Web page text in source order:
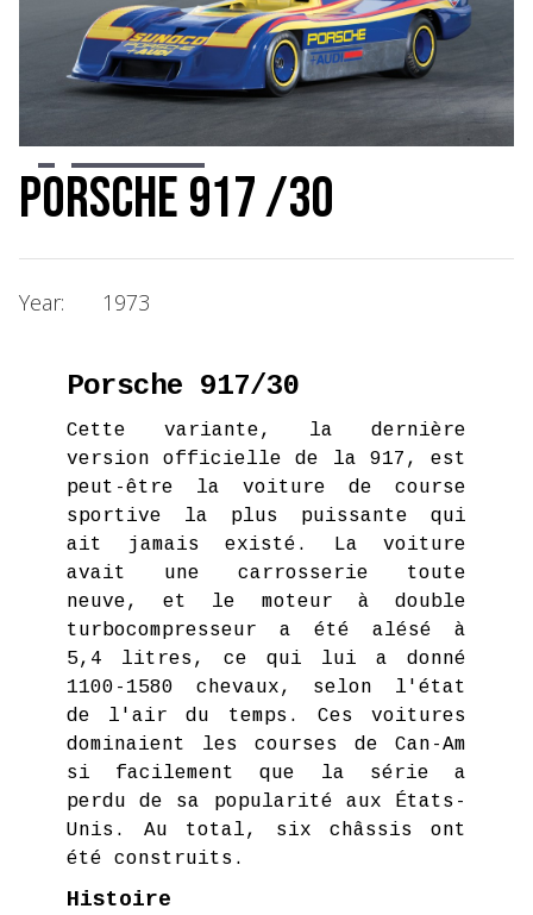
Porsche 917 /30
Year: 1973
Porsche 917/30
Cette variante, la dernière
version officielle de la 917, est
peut-être la voiture de course
sportive la plus puissante qui
ait jamais existé. La voiture
avait une carrosserie toute
neuve, et le moteur à double
turbocompresseur a été alésé à
5,4 litres, ce qui lui a donné
1100-1580 chevaux, selon l'état
de l'air du temps. Ces voitures
dominaient les courses de Can-Am
si facilement que la série a
perdu de sa popularité aux États-
Unis. Au total, six châssis ont
été construits.
Histoire